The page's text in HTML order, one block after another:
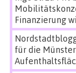
Finanzierung
für die